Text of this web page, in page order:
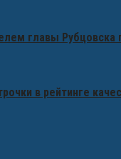
главы Рубцовска
в рейтинге